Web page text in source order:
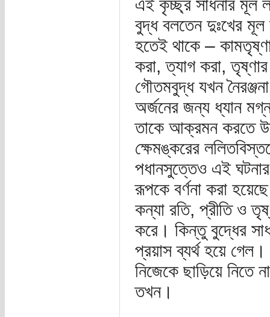
এই কৃচ্ছ্র সাধনার মূল
বুদ্ধ বলতেন দুঃখের মূল
হতেই থাকে –
করা, ত্যাগ করা,
গৌতমবুদ্ধ যখন
অর্জনের জন্য ধ্যান
তাকে আক্রমন করতে
ক্ষেমঙ্করের
পধানসুত্তেও এই ঘটনার
রূপকে বর্ণনা করা
কন্যা রতি, প্রীতি ও
করে। কিন্তু বুদ্ধের
প্রয়াস ব্যর্থ হয়ে গেল।
নিজেকে ছাড়িয়ে নিতে
তখন।